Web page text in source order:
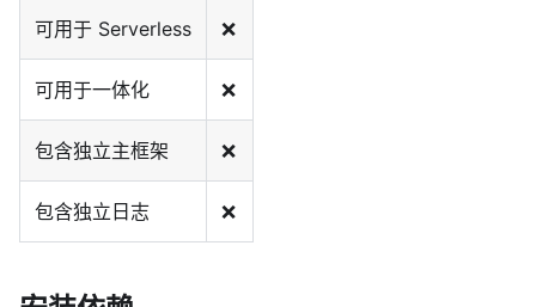
可用于 Serverless ❌
可用于一体化 ❌
包含独立主框架 ❌
包含独立日志 ❌